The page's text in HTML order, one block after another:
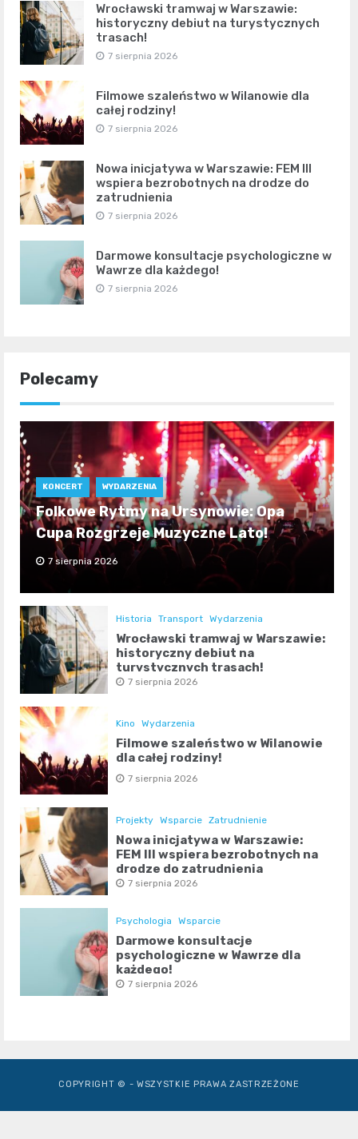
Wrocławski tramwaj w Warszawie:
historyczny debiut na turystycznych
trasach!
7 sierpnia 2026
Filmowe szaleństwo w Wilanowie dla
całej rodziny!
7 sierpnia 2026
Nowa inicjatywa w Warszawie: FEM III
wspiera bezrobotnych na drodze do
zatrudnienia
7 sierpnia 2026
Darmowe konsultacje psychologiczne w
Wawrze dla każdego!
7 sierpnia 2026
Polecamy
KONCERT WYDARZENIA
Folkowe Rytmy na Ursynowie: Opa
Cupa Rozgrzeje Muzyczne Lato!
7 sierpnia 2026
Historia Transport Wydarzenia
Wrocławski tramwaj w Warszawie:
historyczny debiut na
turystycznych trasach!
7 sierpnia 2026
Kino Wydarzenia
Filmowe szaleństwo w Wilanowie
dla całej rodziny!
7 sierpnia 2026
Projekty Wsparcie Zatrudnienie
Nowa inicjatywa w Warszawie:
FEM III wspiera bezrobotnych na
drodze do zatrudnienia
7 sierpnia 2026
Psychologia Wsparcie
Darmowe konsultacje
psychologiczne w Wawrze dla
każdego!
7 sierpnia 2026
COPYRIGHT © - WSZYSTKIE PRAWA ZASTRZEŻONE